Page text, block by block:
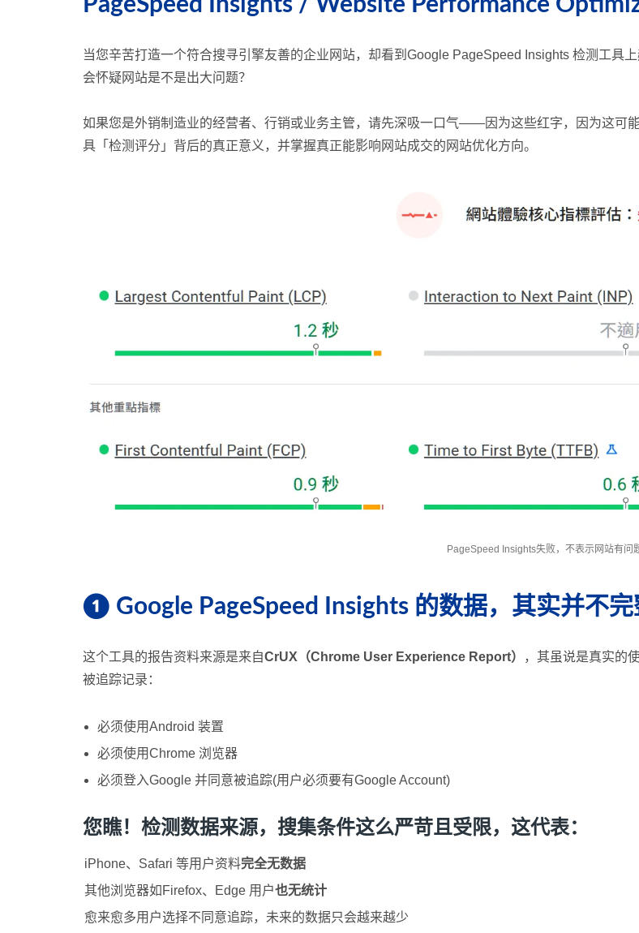
PageSpeed Insights / Website Performance
当您辛苦打造一个符合搜寻引擎友善的企业网站，却看到Google PageSpeed Insights 检测工具
会怀疑网站是不是出大问题？
如果您是外销制造业的经营者、行销或业务主管，请先深吸一口气——因为这些红字，因为这可
具「检测评分」背后的真正意义，并掌握真正能影响网站成交的网站优化方向。
PageSpeed Insights失败，不表示网站有问
❶ Google PageSpeed Insights 的数据，其实并不完
这个工具的报告资料来源是来自CrUX（Chrome User Experience Report）
，其虽说是真实的
被追踪记录：
必须使用Android 装置
必须使用Chrome 浏览器
必须登入Google 并同意被追踪(用户必须要有Google Account)
您瞧！检测数据来源，搜集条件这么严苛且受限，这代表：
iPhone、Safari 等用户资料完全无数据
其他浏览器如Firefox、Edge 用户也无统计
愈来愈多用户选择不同意追踪，未来的数据只会越来越少